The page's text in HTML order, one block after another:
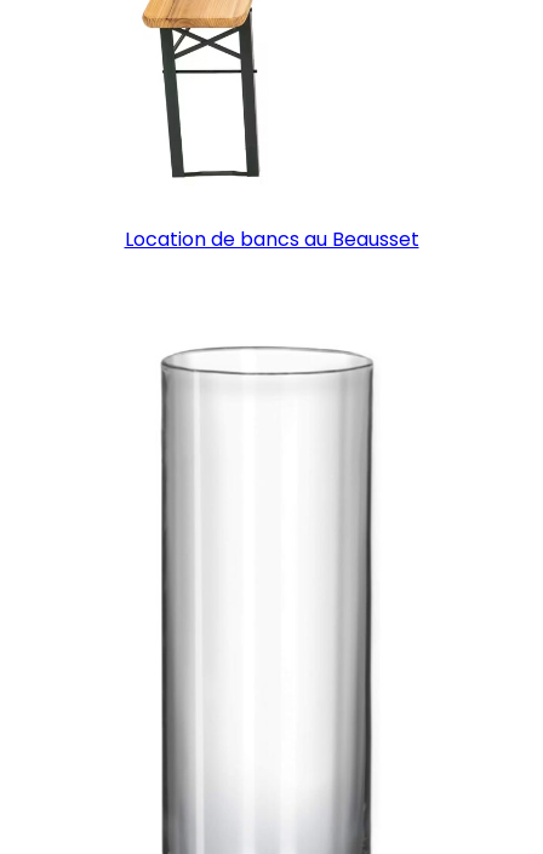
Location de bancs au Beausset